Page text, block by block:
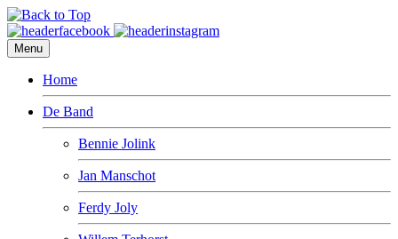
Menu
Home
De Band
Bennie Jolink
Jan Manschot
Ferdy Joly